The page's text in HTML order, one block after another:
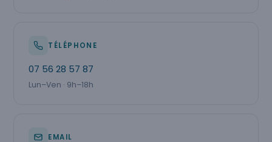
TÉLÉPHONE
07 56 28 57 87
Lun–Ven · 9h–18h
EMAIL